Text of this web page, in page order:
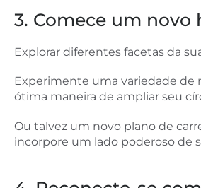
3. Comece um novo
Explorar diferentes facetas da
Experimente uma variedade de
ótima maneira de ampliar seu
Ou talvez um novo plano de
incorpore um lado poderoso de